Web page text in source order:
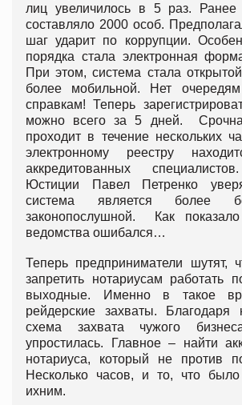
лиц увеличилось в 5 раз. Ранее
составляло 2000 особ.
шаг ударит по коррупции.
порядка стала электронная
При этом, система стала
более мобильной. Нет
справкам! Теперь
можно всего за 5 дней.
проходит в течение нескольких
электронному реестру
аккредитованных
Юстиции Павел Петренко
система является более
законопослушной. Как
ведомства ошибался…
Теперь предприниматели шутят,
запретить нотариусам работать
выходные. Именно в такое
рейдерские захваты. Благодаря
схема захвата чужого
упростилась. Главное – найти
нотариуса, который не против
Несколько часов, и то, что
ихним.